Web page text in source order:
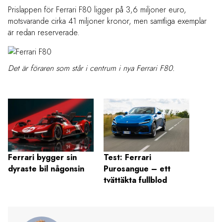
Prislappen för Ferrari F80 ligger på 3,6 miljoner euro,
motsvarande cirka 41 miljoner kronor, men samtliga exemplar
är redan reserverade.
Det är föraren som står i centrum i nya Ferrari F80.
Ferrari bygger sin
dyraste bil någonsin
Test: Ferrari
Purosangue – ett
tvättäkta fullblod